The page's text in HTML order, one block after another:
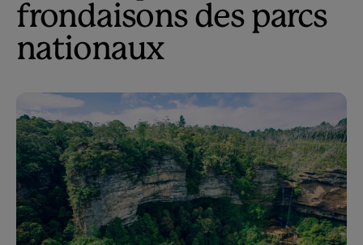
frondaisons des parcs
nationaux